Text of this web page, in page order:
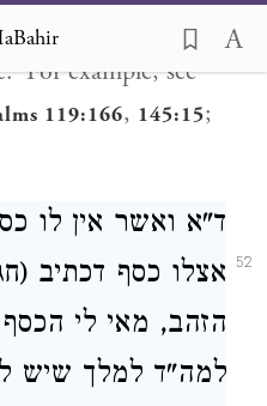
"our rabbi."]
For example, see
119:166, 145:15;
52
ד"א ואשר אין לו
אצלו כסף דכתיב
הזהב, מאי לי
למה"ד למלך שיש